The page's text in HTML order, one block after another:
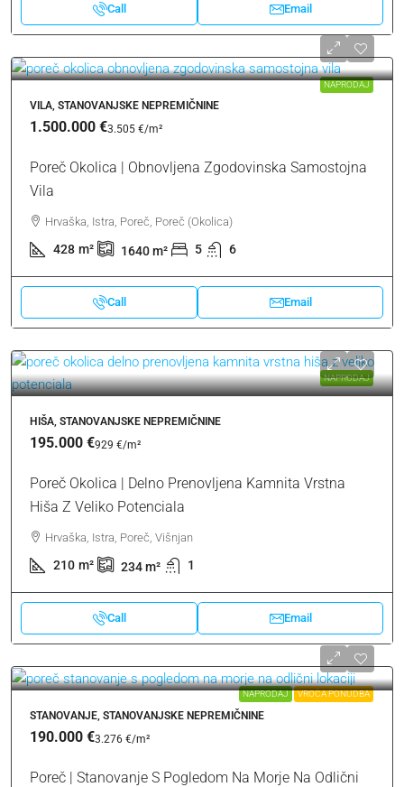
Call Email
NAPRODAJ
VILA, STANOVANJSKE NEPREMIČNINE
1.500.000 €3.505 €/m²
Poreč Okolica | Obnovljena Zgodovinska Samostojna
Vila
Hrvaška, Istra, Poreč, Poreč (Okolica)
428 m² 1640m² 5 6
Call Email
NAPRODAJ
HIŠA, STANOVANJSKE NEPREMIČNINE
195.000 €929 €/m²
Poreč Okolica | Delno Prenovljena Kamnita Vrstna
Hiša Z Veliko Potenciala
Hrvaška, Istra, Poreč, Višnjan
210 m² 234m² 1
Call Email
NAPRODAJ VROČA PONUDBA
STANOVANJE, STANOVANJSKE NEPREMIČNINE
190.000 €3.276 €/m²
Poreč | Stanovanje S Pogledom Na Morje Na Odlični